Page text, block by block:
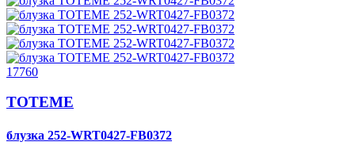
17760
TOTEME
блузка 252-WRT0427-FB0372